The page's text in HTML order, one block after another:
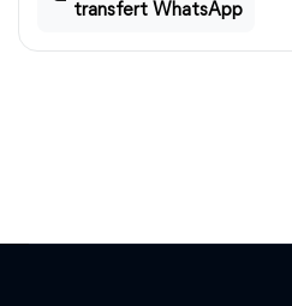
transfert WhatsApp